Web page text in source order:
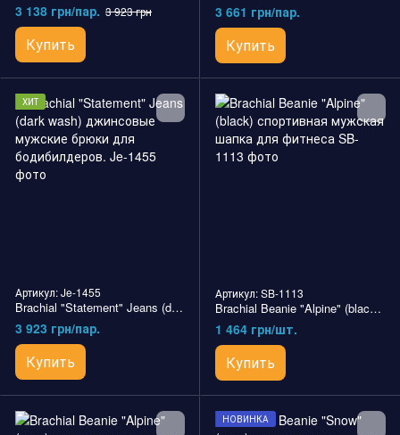
3 138 грн/пар. 3 923 грн
Купить
3 661 грн/пар.
Купить
ХИТ
Артикул: Je-1455
Brachial "Statement" Jeans (dark wash) джинсовые мужские брюки для бодибилдеров.
3 923 грн/пар.
Купить
Артикул: SB-1113
Brachial Beanie "Alpine" (black) спортивная мужская шапка для фитнеса
1 464 грн/шт.
Купить
НОВИНКА